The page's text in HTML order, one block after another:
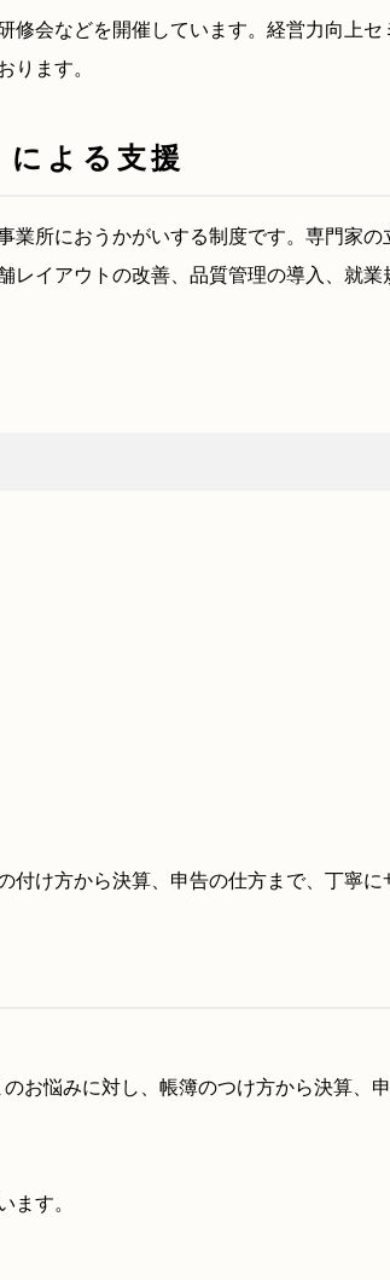
会などを開催しています。経営力向上
ります。
よる支援
所におうかがいする制度です。専門家
イアウトの改善、品質管理の導入、就
け方から決算、申告の仕方まで、丁寧に
お悩みに対し、帳簿のつけ方から決算、
ます。